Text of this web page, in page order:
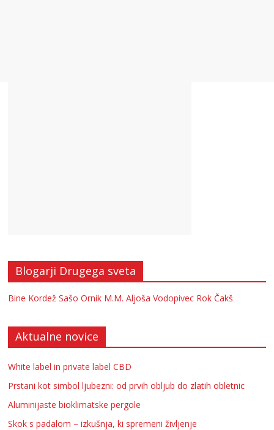
Blogarji Drugega sveta
Bine Kordež Sašo Ornik M.M. Aljoša Vodopivec Rok Čakš
Aktualne novice
White label in private label CBD
Prstani kot simbol ljubezni: od prvih obljub do zlatih obletnic
Aluminijaste bioklimatske pergole
Skok s padalom – izkušnja, ki spremeni življenje